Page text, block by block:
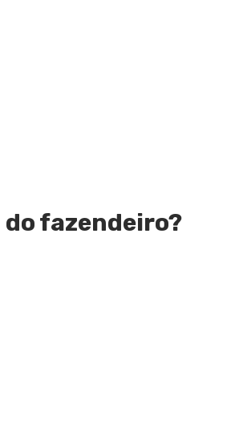
do fazendeiro?